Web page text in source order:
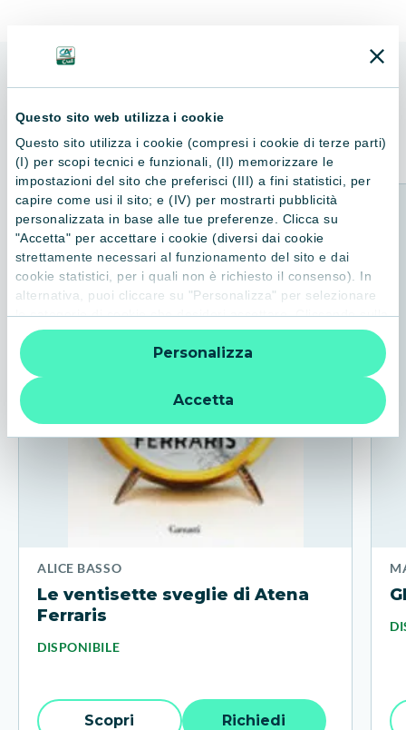
Questo sito web utilizza i cookie
Questo sito utilizza i cookie (compresi i cookie di terze parti)
(I) per scopi tecnici e funzionali, (II) memorizzare le
impostazioni del sito che preferisci (III) a fini statistici, per
capire come usi il sito; e (IV) per mostrarti pubblicità
personalizzata in base alle tue preferenze. Clicca su
"Accetta" per accettare i cookie (diversi dai cookie
strettamente necessari al funzionamento del sito e dai
cookie statistici, per i quali non è richiesto il consenso). In
alternativa, puoi cliccare su "Personalizza" per selezionare
le categorie di cookie che desideri accettare. Cliccando sulla
“X” le impostazioni predefinite vengono lasciate invariate e
quindi la navigazione può continuare senza cookie o altri
strumenti di tracciamento diversi da quelli tecnici. Per
ulteriori informazioni:
informativa privacy
Accetta
Personalizza
ALTRI LIBRI
Consigliati per te
ALICE BASSO
Le ventisette sveglie di Atena
Ferraris
DISPONIBILE
Scopri Richiedi